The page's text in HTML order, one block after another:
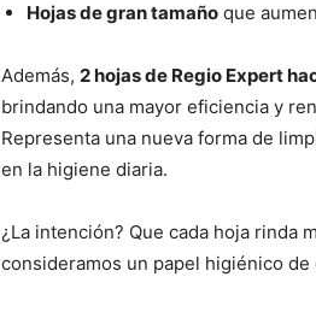
Hojas de gran tamaño que
Además, 2 hojas de Regio Expert
brindando una mayor eficiencia y
Representa una nueva forma de
en la higiene diaria.
¿La intención? Que cada hoja rinda
consideramos un papel higiénico de